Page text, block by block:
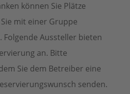
können Sie Plätze
mit einer Gruppe
Aussteller bieten
an. Bitte
Sie dem Betreiber eine
senden.